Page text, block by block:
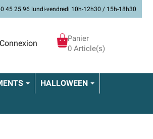
45 25 96 lundi-vendredi 10h-12h30 / 15h-18h30
Connexion
Panier
0 Article(s)
HALLOWEEN